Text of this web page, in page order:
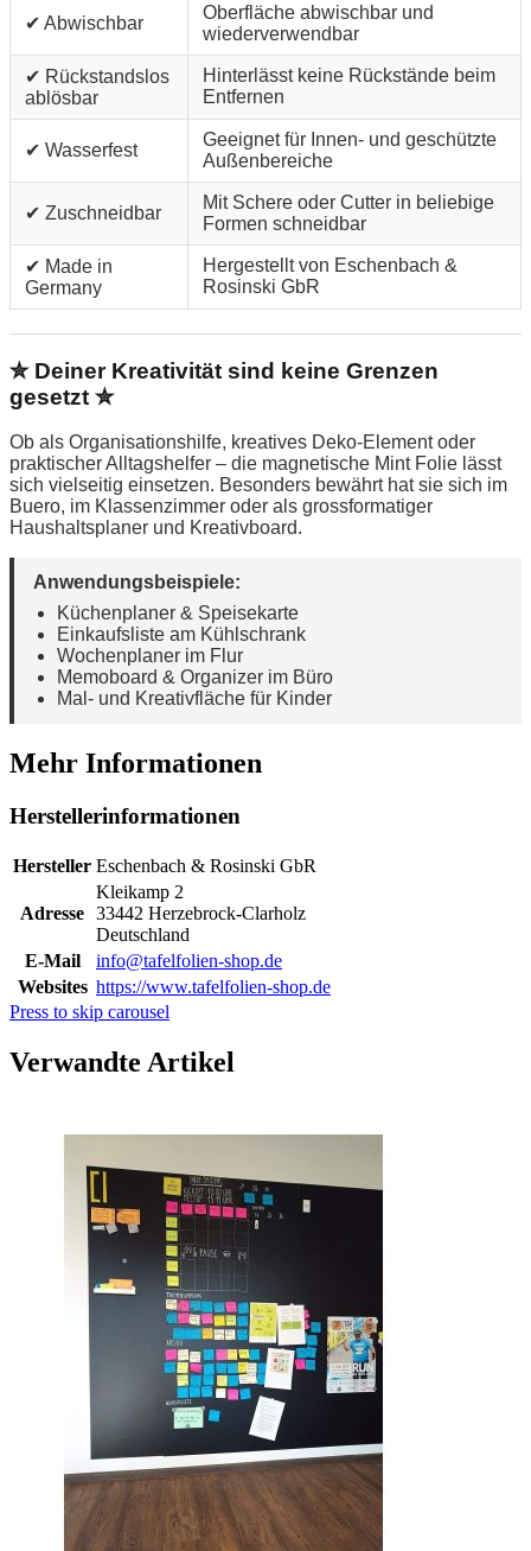
✔ Abwischbar
Oberfläche abwischbar und
wiederverwendbar
✔ Rückstandslos
ablösbar
Hinterlässt keine Rückstände beim
Entfernen
✔ Wasserfest
Geeignet für Innen- und geschützte
Außenbereiche
✔ Zuschneidbar
Mit Schere oder Cutter in beliebige
Formen schneidbar
✔ Made in
Germany
Hergestellt von Eschenbach &
Rosinski GbR
✮ Deiner Kreativität sind keine Grenzen
gesetzt ✮
Ob als Organisationshilfe, kreatives Deko-Element oder
praktischer Alltagshelfer – die magnetische Mint Folie lässt
sich vielseitig einsetzen. Besonders bewährt hat sie sich im
Buero, im Klassenzimmer oder als grossformatiger
Haushaltsplaner und Kreativboard.
Anwendungsbeispiele:
Küchenplaner & Speisekarte
Einkaufsliste am Kühlschrank
Wochenplaner im Flur
Memoboard & Organizer im Büro
Mal- und Kreativfläche für Kinder
Mehr Informationen
Herstellerinformationen
Hersteller Eschenbach & Rosinski GbR
Adresse
Kleikamp 2
33442 Herzebrock-Clarholz
Deutschland
E-Mail
info@tafelfolien-shop.de
Websites https://www.tafelfolien-shop.de
Press to skip carousel
Verwandte Artikel